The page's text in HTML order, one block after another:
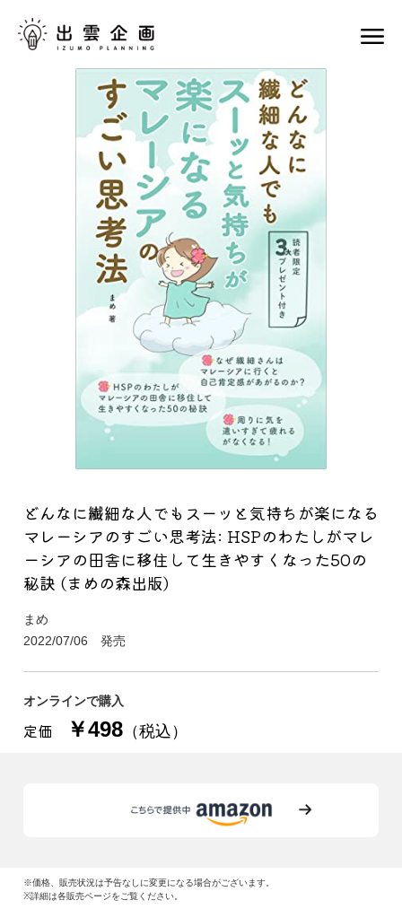
どんなに繊細な人でもスーッと気持ちが楽になる
マレーシアのすごい思考法: HSPのわたしがマレ
ーシアの田舎に移住して生きやすくなった50の
秘訣 (まめの森出版)
まめ
2022/07/06 発売
オンラインで購入
定価 ￥498 （税込）
※価格、販売状況は予告なしに変更になる場合がございます。
※詳細は各販売ページをご覧ください。